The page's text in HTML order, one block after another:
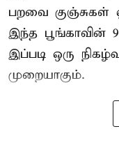
பறவை குஞ்சுகள்
இந்த பூங்காவின்
இப்படி ஒரு
முறையாகும்.